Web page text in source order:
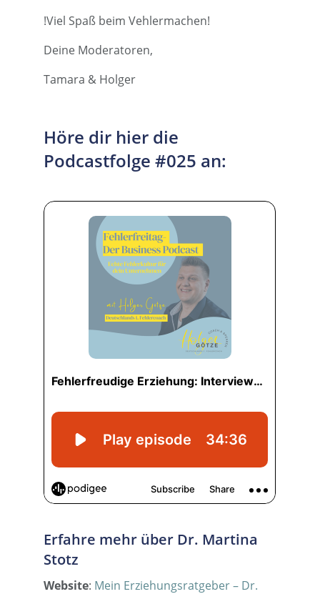
!Viel Spaß beim Vehlermachen!
Deine Moderatoren,
Tamara & Holger
Höre dir hier die
Podcastfolge #025 an:
Erfahre mehr über Dr. Martina
Stotz
Website: Mein Erziehungsratgeber – Dr.